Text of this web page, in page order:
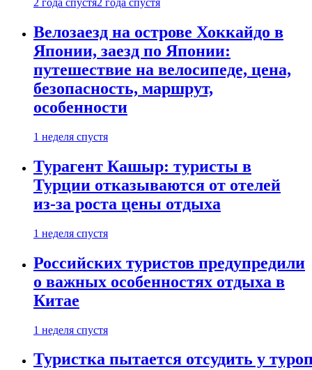
2 года спустя2 года спустя
Велозаезд на острове Хоккайдо в
Японии, заезд по Японии:
путешествие на велосипеде, цена,
безопасность, маршрут,
особенности
1 неделя спустя
Турагент Кашыр: туристы в
Турции отказываются от отелей
из-за роста цены отдыха
1 неделя спустя
Российских туристов предупредили
о важных особенностях отдыха в
Китае
1 неделя спустя
Туристка пытается отсудить у